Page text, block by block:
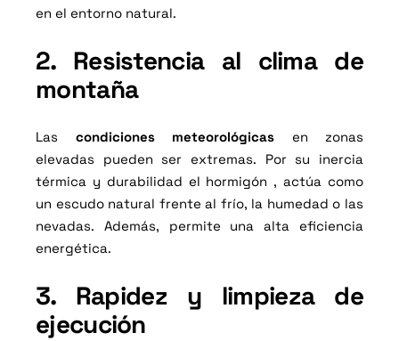
en el entorno natural.
2. Resistencia al clima de
montaña
Las condiciones meteorológicas en zonas
elevadas pueden ser extremas. Por su inercia
térmica y durabilidad el hormigón , actúa como
un escudo natural frente al frío, la humedad o las
nevadas. Además, permite una alta eficiencia
energética.
3. Rapidez y limpieza de
ejecución